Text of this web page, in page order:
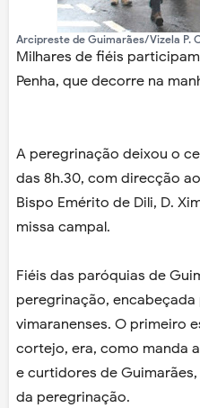
Arcipreste de Guimarães/Vizela P.
Milhares de fiéis
Penha, que decorre na
A peregrinação deixou o
das 8h.30, com direcção
Bispo Emérito de Dili, D.
missa campal.
Fiéis das paróquias de
peregrinação,
vimaranenses. O primeiro
cortejo, era, como manda
e curtidores de
da peregrinação.